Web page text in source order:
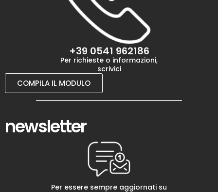
+39 0541 962186
Per richieste o informazioni,
scrivici
COMPILA IL MODULO
newsletter
Per essere sempre aggiornati su